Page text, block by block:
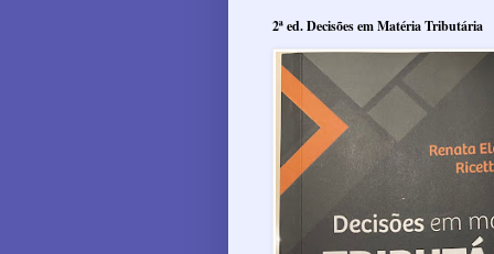
2ª ed. Decisões em Matéria Tributária